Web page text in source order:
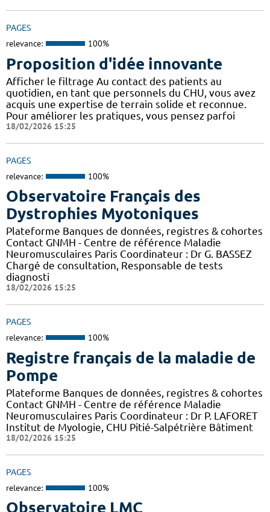
PAGES
relevance: 100%
Proposition d'idée innovante
Afficher le filtrage Au contact des patients au
quotidien, en tant que personnels du CHU, vous avez
acquis une expertise de terrain solide et reconnue.
Pour améliorer les pratiques, vous pensez parfoi
18/02/2026 15:25
PAGES
relevance: 100%
Observatoire Français des
Dystrophies Myotoniques
Plateforme Banques de données, registres & cohortes
Contact GNMH - Centre de référence Maladie
Neuromusculaires Paris Coordinateur : Dr G. BASSEZ
Chargé de consultation, Responsable de tests
diagnosti
18/02/2026 15:25
PAGES
relevance: 100%
Registre français de la maladie de
Pompe
Plateforme Banques de données, registres & cohortes
Contact GNMH - Centre de référence Maladie
Neuromusculaires Paris Coordinateur : Dr P. LAFORET
Institut de Myologie, CHU Pitié-Salpétrière Bâtiment
18/02/2026 15:25
PAGES
relevance: 100%
Observatoire LMC